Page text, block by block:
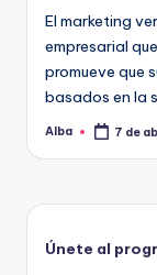
El marketing
empresarial
promueve que
basados en la
Publicado
Alba 7 de
Únete al